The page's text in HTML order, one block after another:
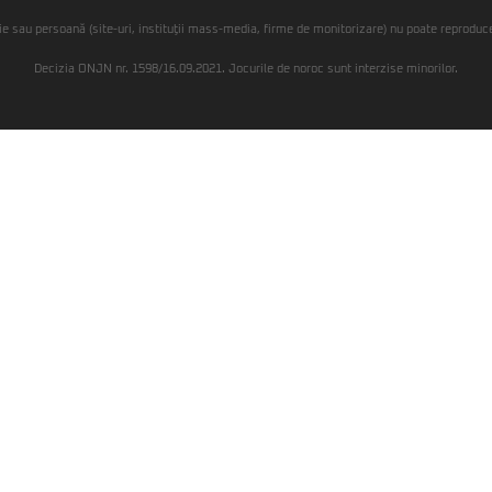
sau persoană (site-uri, instituţii mass-media, firme de monitorizare) nu poate
Decizia ONJN nr. 1598/16.09.2021. Jocurile de noroc sunt interzise minorilor.